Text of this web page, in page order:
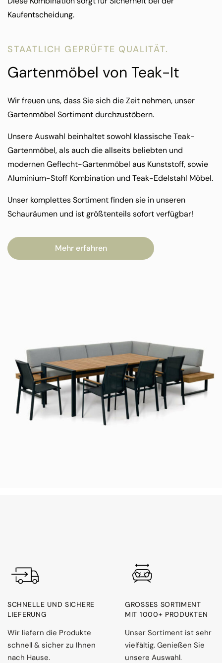
Kaufentscheidung.
STAATLICH GEPRÜFTE QUALITÄT.
Gartenmöbel von Teak-It
Wir freuen uns, dass Sie sich die Zeit nehmen, unser
Gartenmöbel Sortiment durchzustöbern.
Unsere Auswahl beinhaltet sowohl klassische Teak-
Gartenmöbel, als auch die allseits beliebten und
modernen Geflecht-Gartenmöbel aus Kunststoff, sowie
Aluminium-Stoff Kombination und Teak-Edelstahl Möbel.
Unser komplettes Sortiment finden sie in unseren
Schauräumen und ist größtenteils sofort verfügbar!
Mehr erfahren
SCHNELLE UND SICHERE
LIEFERUNG
Wir liefern die Produkte
schnell & sicher zu Ihnen
nach Hause.
GROSSES SORTIMENT M
IT 1000+ PRODUKTEN
Unser Sortiment ist sehr
vielfältig. Genießen Sie
unsere Auswahl.